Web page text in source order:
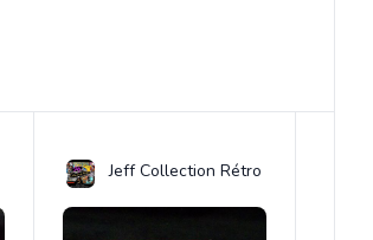
Jeff Collection Rétro